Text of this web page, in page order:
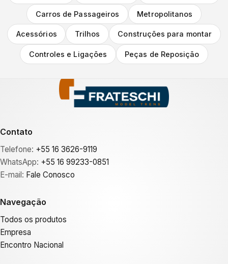
Carros de Passageiros Metropolitanos
Acessórios Trilhos Construções para montar
Controles e Ligações Peças de Reposição
Contato
Telefone: +55 16 3626-9119
WhatsApp: +55 16 99233-0851
E-mail: Fale Conosco
Navegação
Todos os produtos
Empresa
Encontro Nacional